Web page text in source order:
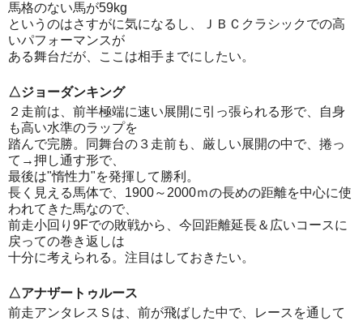
馬格のない馬が59kg
というのはさすがに気になるし、ＪＢＣクラシックでの高
いパフォーマンスが
ある舞台だが、ここは相手までにしたい。
△ジョーダンキング
２走前は、前半極端に速い展開に引っ張られる形で、自身
も高い水準のラップを
踏んで完勝。同舞台の３走前も、厳しい展開の中で、捲っ
て→押し通す形で、
最後は"惰性力"を発揮して勝利。
長く見える馬体で、1900～2000ｍの長めの距離を中心に使
われてきた馬なので、
前走小回り9Fでの敗戦から、今回距離延長＆広いコースに
戻っての巻き返しは
十分に考えられる。注目はしておきたい。
△アナザートゥルース
前走アンタレスＳは、前が飛ばした中で、レースを通して